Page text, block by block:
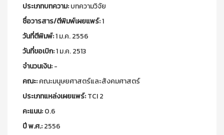
ประเภทบทความ:บทความวิจัย
ชื่อวารสาร/ตีพิมพ์เผยแพร์:1
วันที่ตีพิมพ์:1 ม.ค. 2556
วันที่ขอเบิก:1 ม.ค. 2513
จำนวนเงิน:-
คณะ:คณะมนุษยศาสตร์และสังคมศาสตร์
ประเภทแหล่งเผยแพร์:TCI 2
คะแนน:0.6
ปี พ.ศ.:2556